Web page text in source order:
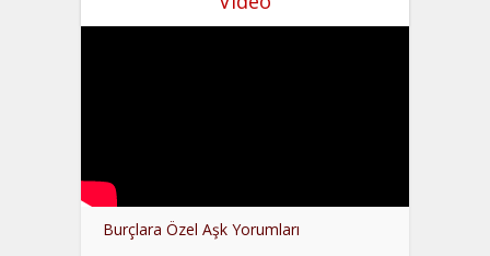
Burçlara Özel Aşk Yorumları